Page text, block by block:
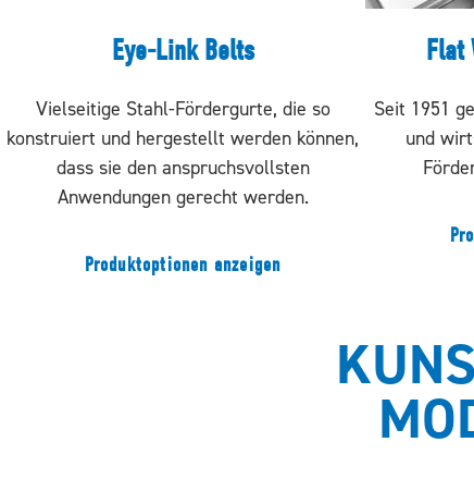
Eye-Link Belts
Vielseitige Stahl-Fördergurte, die so
konstruiert und hergestellt werden können,
dass sie den anspruchsvollsten
Anwendungen gerecht werden.
Produktoptionen anzeigen
Seit 1951
und